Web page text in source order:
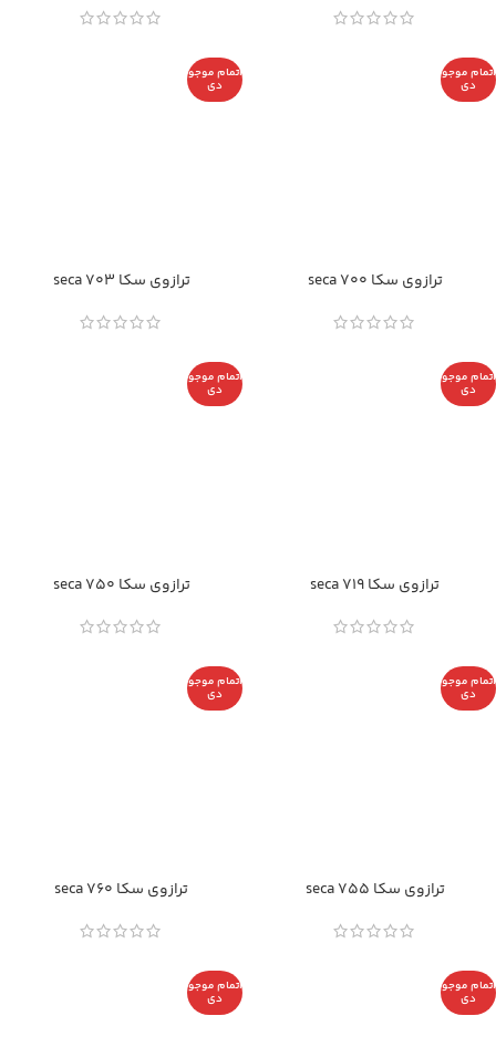
اتمام موجو
دی
ترازوی سکا seca 700
اتمام موجو
دی
ترازوی سکا seca 703
اتمام موجو
دی
ترازوی سکا seca 719
اتمام موجو
دی
ترازوی سکا seca 750
اتمام موجو
دی
ترازوی سکا seca 755
اتمام موجو
دی
ترازوی سکا seca 760
اتمام موجو
دی
اتمام موجو
دی